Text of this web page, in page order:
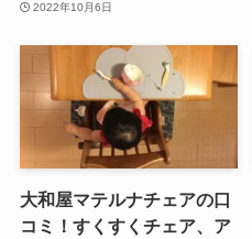
2022年10月6日
大和屋マテルナチェアの口
コミ！すくすくチェア、ア